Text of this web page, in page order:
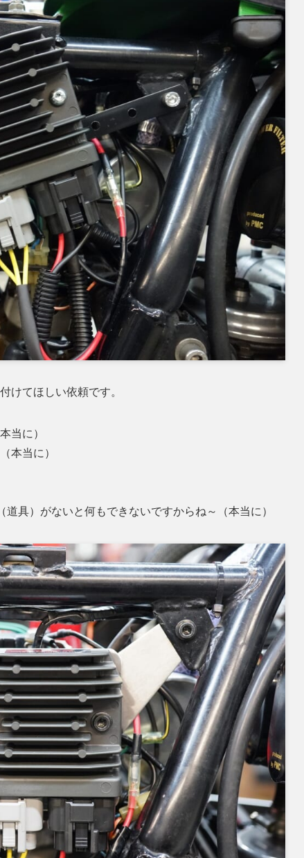
けてほしい依頼です。
当に）
本当に）
具）がないと何もできないですからね～（本当に）